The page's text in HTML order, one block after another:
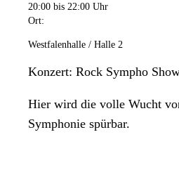
20:00 bis 22:00 Uhr
Ort:
Westfalenhalle / Halle 2
Konzert: Rock Sympho
Hier wird die volle Wucht
Symphonie spürbar.